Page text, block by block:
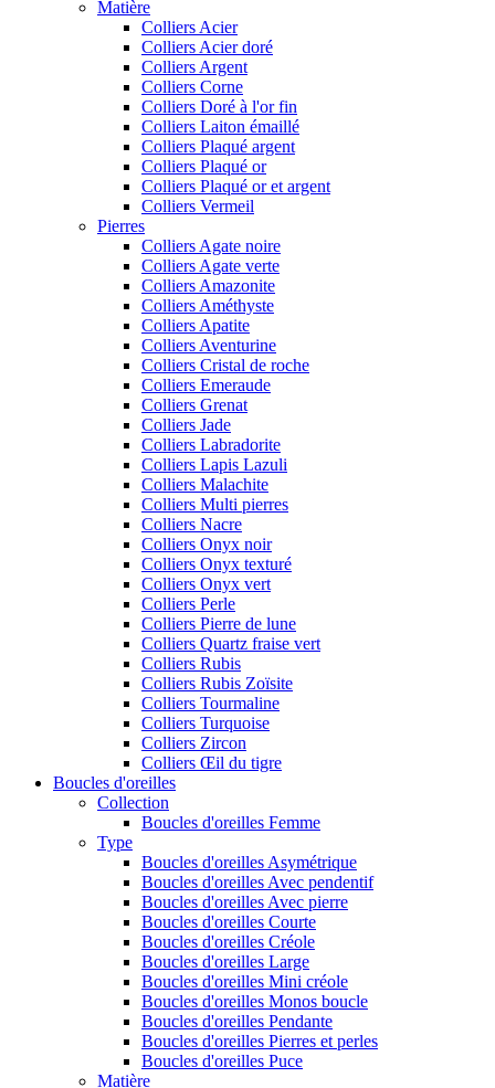
Matière
Colliers Acier
Colliers Acier doré
Colliers Argent
Colliers Corne
Colliers Doré à l'or fin
Colliers Laiton émaillé
Colliers Plaqué argent
Colliers Plaqué or
Colliers Plaqué or et argent
Colliers Vermeil
Pierres
Colliers Agate noire
Colliers Agate verte
Colliers Amazonite
Colliers Améthyste
Colliers Apatite
Colliers Aventurine
Colliers Cristal de roche
Colliers Emeraude
Colliers Grenat
Colliers Jade
Colliers Labradorite
Colliers Lapis Lazuli
Colliers Malachite
Colliers Multi pierres
Colliers Nacre
Colliers Onyx noir
Colliers Onyx texturé
Colliers Onyx vert
Colliers Perle
Colliers Pierre de lune
Colliers Quartz fraise vert
Colliers Rubis
Colliers Rubis Zoïsite
Colliers Tourmaline
Colliers Turquoise
Colliers Zircon
Colliers Œil du tigre
Boucles d'oreilles
Collection
Boucles d'oreilles Femme
Type
Boucles d'oreilles Asymétrique
Boucles d'oreilles Avec pendentif
Boucles d'oreilles Avec pierre
Boucles d'oreilles Courte
Boucles d'oreilles Créole
Boucles d'oreilles Large
Boucles d'oreilles Mini créole
Boucles d'oreilles Monos boucle
Boucles d'oreilles Pendante
Boucles d'oreilles Pierres et perles
Boucles d'oreilles Puce
Matière